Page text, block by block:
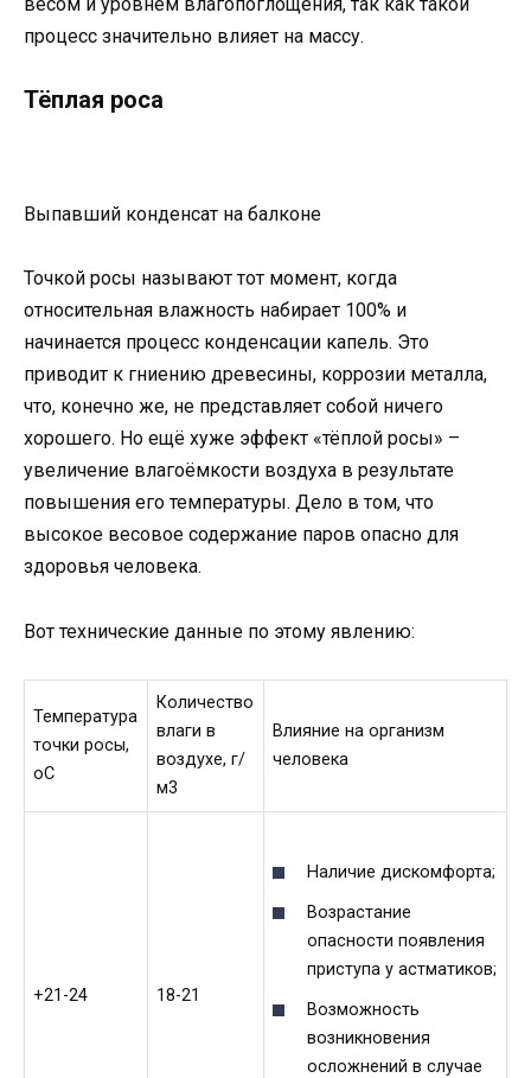
процесс значительно влияет на массу.
Тёплая роса
Выпавший конденсат на балконе
Точкой росы называют тот момент, когда
относительная влажность набирает 100% и
начинается процесс конденсации капель. Это
приводит к гниению древесины, коррозии металла,
что, конечно же, не представляет собой ничего
хорошего. Но ещё хуже эффект «тёплой росы» –
увеличение влагоёмкости воздуха в результате
повышения его температуры. Дело в том, что
высокое весовое содержание паров опасно для
здоровья человека.
Вот технические данные по этому явлению:
Температура
точки росы,
оС
Количество
влаги в
воздухе, г/
м3
Влияние на организм
человека
+21-24 18-21
Наличие дискомфорта;
Возрастание
опасности появления
приступа у астматиков;
Возможность
возникновения
осложнений в случае